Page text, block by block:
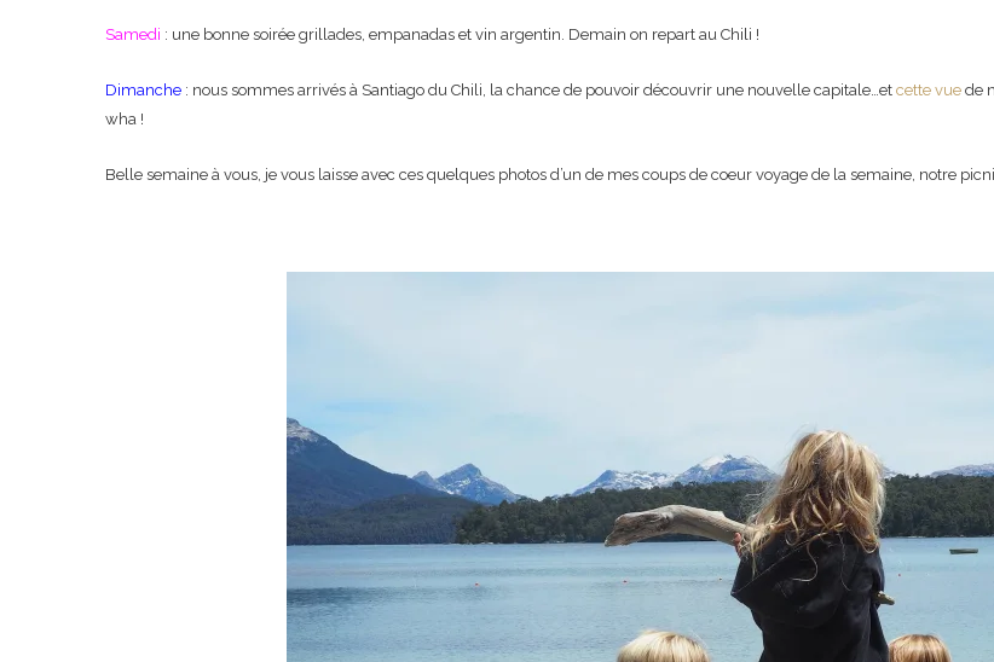
Samedi : une bonne soirée grillades, empanadas et vin argentin. Demain on repart au Chili !
Dimanche : nous sommes arrivés à Santiago du Chili, la chance de pouvoir découvrir une nouvelle capitale…et cette vue de
wha !
Belle semaine à vous, je vous laisse avec ces quelques photos d’un de mes coups de coeur voyage de la semaine, notre